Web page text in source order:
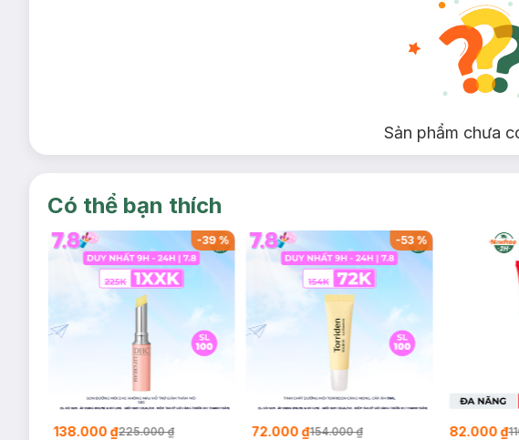
Sản phẩm chưa
Có thể bạn thích
-39%
138.000 ₫225.000 ₫
-53%
72.000 ₫154.000 ₫ 82.000 ₫